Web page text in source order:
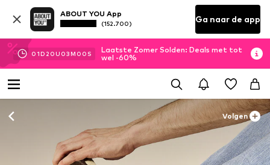
ABOUT YOU App
(152.700) Ga naar de app
01D 20U 02M 58S
Laatste Zomer Solden: Deals met tot
wel -60%
Volgen